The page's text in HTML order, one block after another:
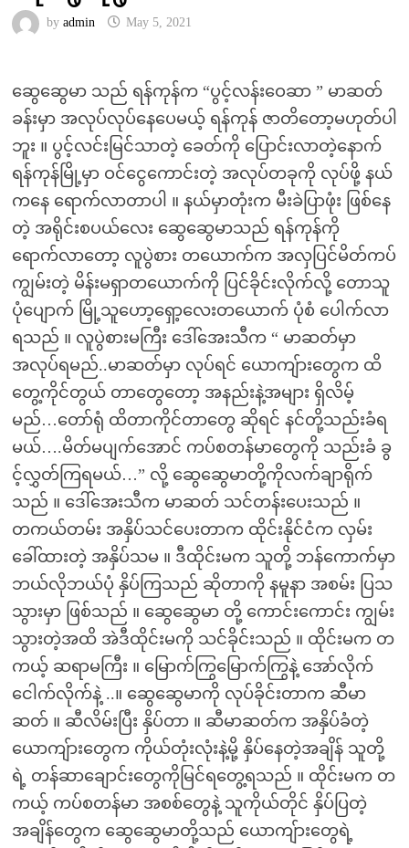
by admin May 5, 2021
ဆွေဆွေမာ သည် ရန်ကုန်က “ပွင့်လန်းဝေဆာ ” မာဆတ်
ခန်းမှာ အလုပ်လုပ်နေပေမယ့် ရန်ကုန် ဇာတိတော့မဟုတ်ပါ
ဘူး ။ ပွင့်လင်းမြင်သာတဲ့ ခေတ်ကို ပြောင်းလာတဲ့နောက်
ရန်ကုန်မြို့မှာ ဝင်ငွေကောင်းတဲ့ အလုပ်တခုကို လုပ်ဖို့ နယ်
ကနေ ရောက်လာတာပါ ။ နယ်မှာတုံးက မီးခဲပြာဖုံး ဖြစ်နေ
တဲ့ အရိုင်းစပယ်လေး ဆွေဆွေမာသည် ရန်ကုန်ကို
ရောက်လာတော့ လူပွဲစား တယောက်က အလှပြင်မိတ်ကပ်
ကျွမ်းတဲ့ မိန်းမရှာတယောက်ကို ပြင်ခိုင်းလိုက်လို့ တောသူ
ပုံပျောက် မြို့သူဟော့ရှော့လေးတယောက် ပုံစံ ပေါက်လာ
ရသည် ။ လူပွဲစားမကြီး ဒေါ်အေးသီက “ မာဆတ်မှာ
အလုပ်ရမည်..မာဆတ်မှာ လုပ်ရင် ယောကျ်ားတွေက ထိ
တွေ့ကိုင်တွယ် တာတွေတော့ အနည်းနဲ့အများ ရှိလိမ့်
မည်…တော်ရုံ ထိတာကိုင်တာတွေ ဆိုရင် နင်တို့သည်းခံရ
မယ်….မိတ်မပျက်အောင် ကပ်စတန်မာတွေကို သည်းခံ ခွ
င့်လွှတ်ကြရမယ်…” လို့ ဆွေဆွေမာတို့ကိုလက်ချာရိုက်
သည် ။ ဒေါ်အေးသီက မာဆတ် သင်တန်းပေးသည် ။
တကယ်တမ်း အနှိပ်သင်ပေးတာက ထိုင်းနိုင်ငံက လှမ်း
ခေါ်ထားတဲ့ အနှိပ်သမ ။ ဒီထိုင်းမက သူတို့ ဘန်ကောက်မှာ
ဘယ်လိုဘယ်ပုံ နှိပ်ကြသည် ဆိုတာကို နမူနာ အစမ်း ပြသ
သွားမှာ ဖြစ်သည် ။ ဆွေဆွေမာ တို့ ကောင်းကောင်း ကျွမ်း
သွားတဲ့အထိ အဲဒီထိုင်းမကို သင်ခိုင်းသည် ။ ထိုင်းမက တ
ကယ့် ဆရာမကြီး ။ မြောက်ကြွမြောက်ကြွနဲ့ အော်လိုက်
ငေါက်လိုက်နဲ့ ..။ ဆွေဆွေမာကို လုပ်ခိုင်းတာက ဆီမာ
ဆတ် ။ ဆီလိမ်းပြီး နှိပ်တာ ။ ဆီမာဆတ်က အနှိပ်ခံတဲ့
ယောကျ်ားတွေက ကိုယ်တုံးလုံးနဲ့မို့ နှိပ်နေတဲ့အချိန် သူတို့
ရဲ့ တန်ဆာချောင်းတွေကိုမြင်ရတွေ့ရသည် ။ ထိုင်းမက တ
ကယ့် ကပ်စတန်မာ အစစ်တွေနဲ့ သူကိုယ်တိုင် နှိပ်ပြတဲ့
အချိန်တွေက ဆွေဆွေမာတို့သည် ယောကျ်ားတွေရဲ့